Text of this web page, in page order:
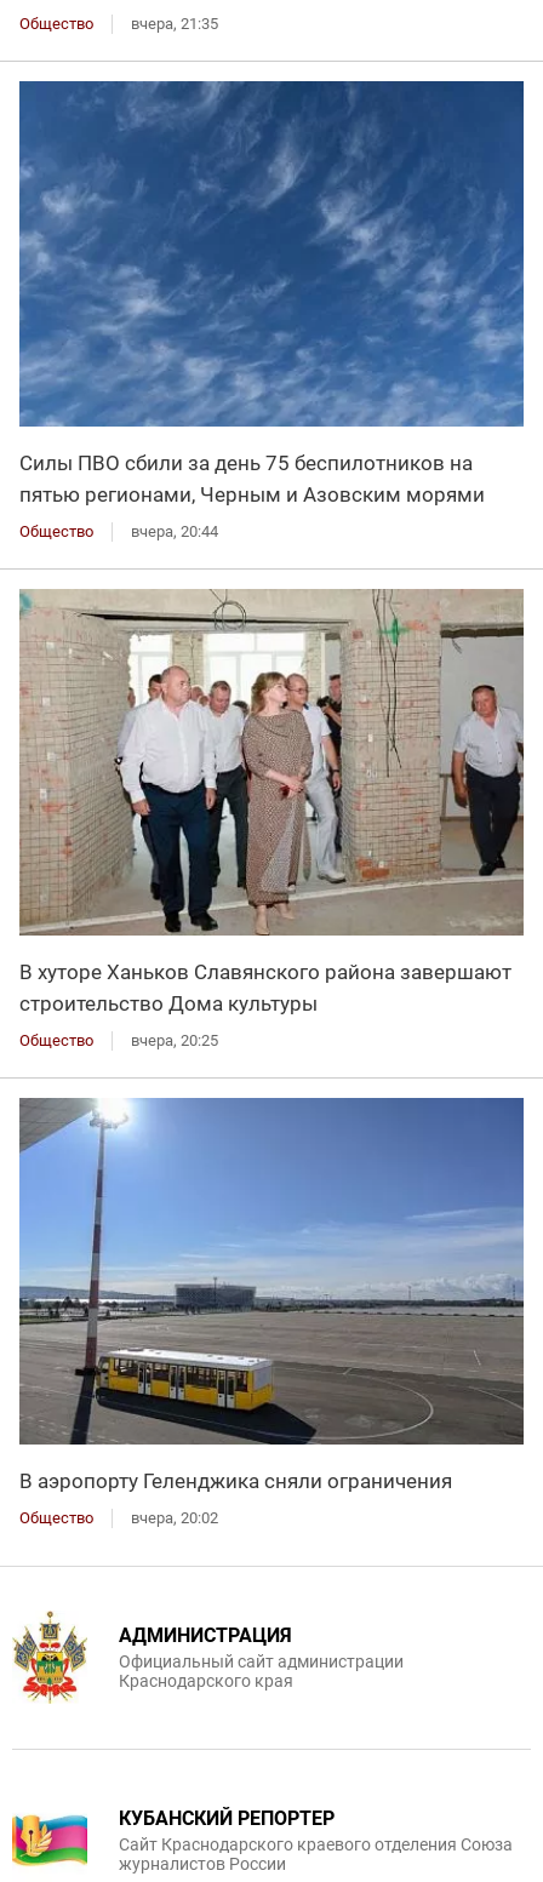
Общество вчера, 21:35
Силы ПВО сбили за день 75 беспилотников на
пятью регионами, Черным и Азовским морями
Общество вчера, 20:44
В хуторе Ханьков Славянского района завершают
строительство Дома культуры
Общество вчера, 20:25
В аэропорту Геленджика сняли ограничения
Общество вчера, 20:02
АДМИНИСТРАЦИЯ
Официальный сайт администрации
Краснодарского края
КУБАНСКИЙ РЕПОРТЕР
Сайт Краснодарского краевого отделения Союза
журналистов России